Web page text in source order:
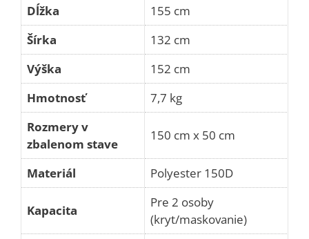
Dĺžka
155 cm
Šírka
132 cm
Výška
152 cm
Hmotnosť
7,7 kg
Rozmery v
zbalenom stave
150 cm x 50 cm
Materiál Polyester 150D
Kapacita
Pre 2 osoby
(kryt/maskovanie)